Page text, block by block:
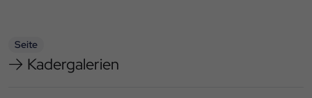
Seite
Kadergalerien